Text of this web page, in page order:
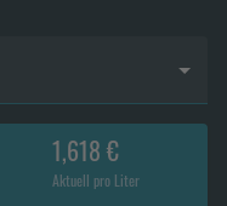
1,618 €
Aktuell pro Liter